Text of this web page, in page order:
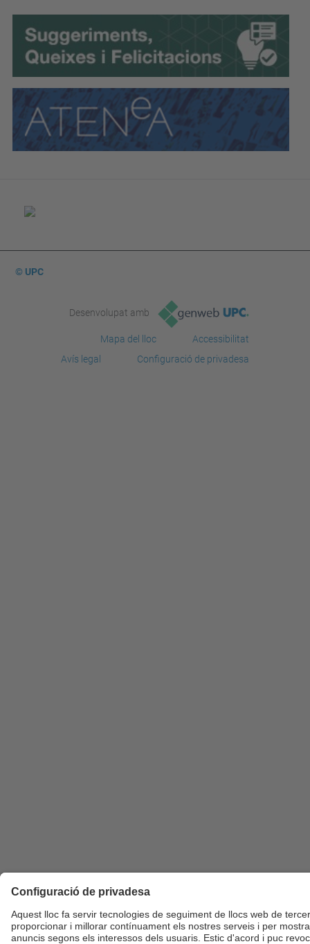
© UPC
Desenvolupat amb
Mapa del lloc
Accessibilitat
Avís legal
Configuració de privadesa